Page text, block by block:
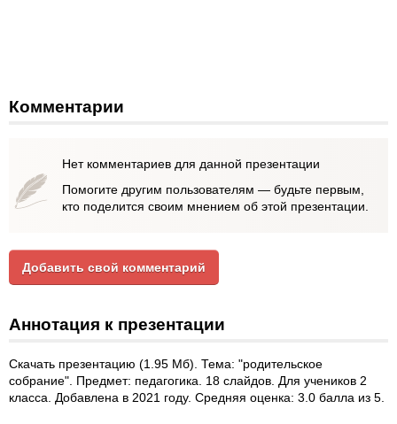
Комментарии
Нет комментариев для данной презентации
Помогите другим пользователям — будьте первым,
кто поделится своим мнением об этой презентации.
Добавить свой комментарий
Аннотация к презентации
Скачать презентацию (1.95 Мб). Тема: "родительское
собрание". Предмет: педагогика. 18 слайдов. Для учеников 2
класса. Добавлена в 2021 году. Средняя оценка: 3.0 балла из 5.